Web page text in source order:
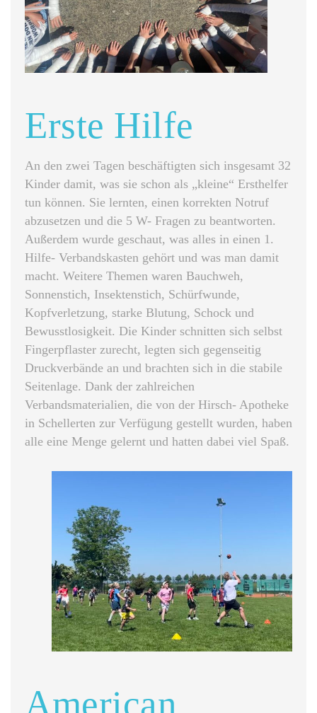
Erste Hilfe
An den zwei Tagen beschäftigten sich insgesamt 32
Kinder damit, was sie schon als „kleine“ Ersthelfer
tun können. Sie lernten, einen korrekten Notruf
abzusetzen und die 5 W- Fragen zu beantworten.
Außerdem wurde geschaut, was alles in einen 1.
Hilfe- Verbandskasten gehört und was man damit
macht. Weitere Themen waren Bauchweh,
Sonnenstich, Insektenstich, Schürfwunde,
Kopfverletzung, starke Blutung, Schock und
Bewusstlosigkeit. Die Kinder schnitten sich selbst
Fingerpflaster zurecht, legten sich gegenseitig
Druckverbände an und brachten sich in die stabile
Seitenlage. Dank der zahlreichen
Verbandsmaterialien, die von der Hirsch- Apotheke
in Schellerten zur Verfügung gestellt wurden, haben
alle eine Menge gelernt und hatten dabei viel Spaß.
American